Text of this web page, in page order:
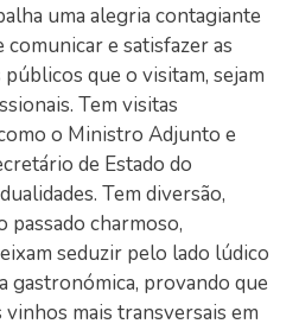
uma alegria contagiante
comunicar e satisfazer as
que o visitam, sejam
Tem visitas
o Ministro Adjunto e
de Estado do
Tem diversão,
passado charmoso,
seduzir pelo lado lúdico
gastronómica, provando que
mais transversais em